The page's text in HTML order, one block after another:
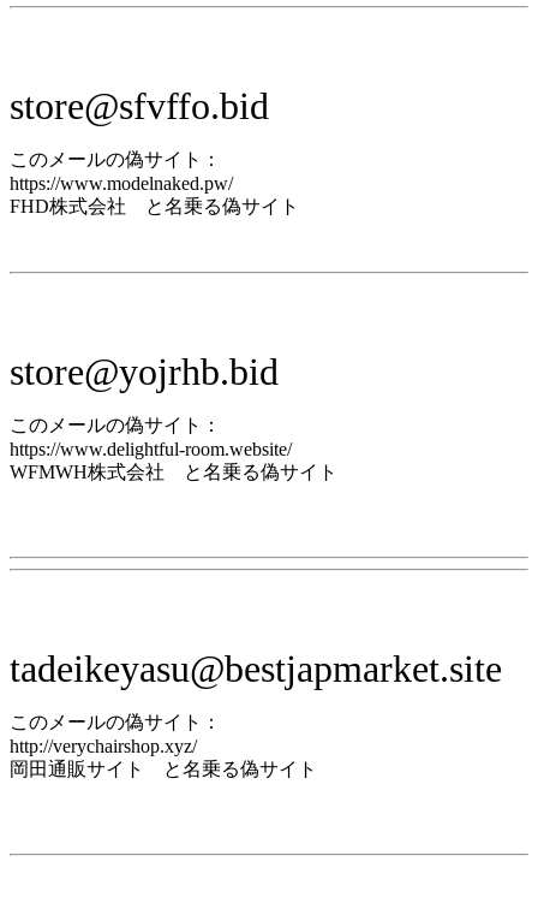
store@sfvffo.bid
このメールの偽サイト：
https://www.modelnaked.pw/
FHD株式会社 と名乗る偽サイト
store@yojrhb.bid
このメールの偽サイト：
https://www.delightful-room.website/
WFMWH株式会社 と名乗る偽サイト
tadeikeyasu@bestjapmarket.site
このメールの偽サイト：
http://verychairshop.xyz/
岡田通販サイト と名乗る偽サイト